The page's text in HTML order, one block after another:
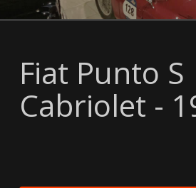
Fiat Punto S
Cabriolet -